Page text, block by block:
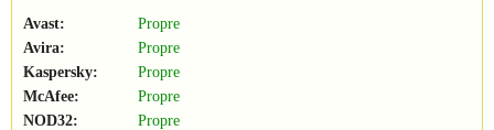
Avast:
Propre
Avira:
Propre
Kaspersky:
Propre
McAfee:
Propre
NOD32:
Propre